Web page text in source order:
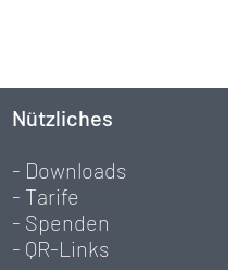
Nützliches
- Downloads
- Tarife
- Spenden
- QR-Links